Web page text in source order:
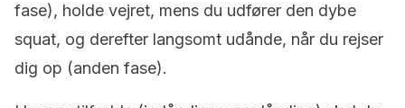
fase), holde vejret, mens du udfører den dybe
squat, og derefter langsomt udånde, når du rejser
dig op (anden fase).